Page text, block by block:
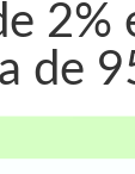
2%
de